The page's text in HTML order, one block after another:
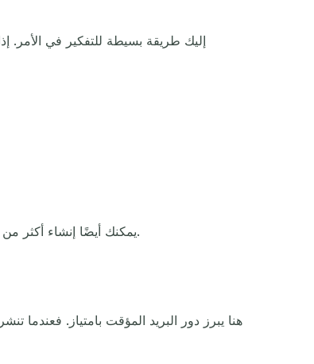
إليك طريقة بسيطة للتفكير في الأمر.
يمكنك أيضًا إنشاء أكثر من عنوان في الوقت نفسه. استخدم واحدًا للتجربة المجانية وآخر للقسيمة. يبقى كل عنوان منفصلًا تمامًا، فلا يختلط شيء ببريدك الرئيسي.
هنا يبرز دور البريد المؤقت بامتياز.